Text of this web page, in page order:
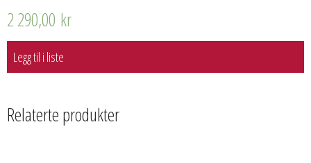
2 290,00 kr
Legg til i liste
Relaterte produkter